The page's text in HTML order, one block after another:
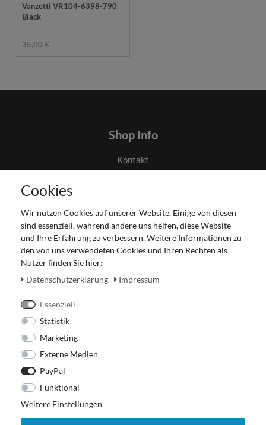
Vanzetti VR104-6398-790
Black
35,00 €
Shop Info
Kontakt
Impressum
Widerrufsrecht
Zahlung und Versand
Unser Ladengeschäft
Cookies
Wir nutzen Cookies auf unserer Website. Einige von diesen
sind essenziell, während andere uns helfen, diese Website
und Ihre Erfahrung zu verbessern. Weitere Informationen zu
den von uns verwendeten Cookies und Ihren Rechten als
Nutzer finden Sie hier:
Daten­schutz­erklärung
Impressum
Essenziell
Statistik
Marketing
Externe Medien
PayPal
Funktional
Weitere Einstellungen